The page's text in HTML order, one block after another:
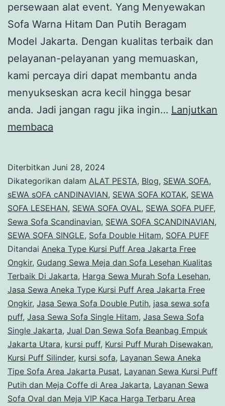
persewaan alat event. Yang Menyewakan
Sofa Warna Hitam Dan Putih Beragam
Model Jakarta. Dengan kualitas terbaik dan
pelayanan-pelayanan yang memuaskan,
kami percaya diri dapat membantu anda
menyukseskan acra kecil hingga besar
anda. Jadi jangan ragu jika ingin… Lanjutkan
membaca
Hitam
Dan
Putih
Beragam
Model
Jakarta
Diterbitkan Juni 28, 2024
Dikategorikan dalam ALAT PESTA, Blog, SEWA SOFA,
sEWA sOFA cANDINAVIAN, SEWA SOFA KOTAK, SEWA
SOFA LESEHAN, SEWA SOFA OVAL, SEWA SOFA PUFF,
Sewa Sofa Scandinavian, SEWA SOFA SCANDINAVIAN,
SEWA SOFA SINGLE, Sofa Double Hitam, SOFA PUFF
Ditandai Aneka Type Kursi Puff Area Jakarta Free
Ongkir, Gudang Sewa Meja dan Sofa Lesehan Kualitas
Terbaik Di Jakarta, Harga Sewa Murah Sofa Lesehan,
Jasa Sewa Aneka Type Kursi Puff Area Jakarta Free
Ongkir, Jasa Sewa Sofa Double Putih, jasa sewa sofa
puff, Jasa Sewa Sofa Single Hitam, Jasa Sewa Sofa
Single Jakarta, Jual Dan Sewa Sofa Beanbag Empuk
Jakarta Utara, kursi puff, Kursi Puff Murah Disewakan,
Kursi Puff Silinder, kursi sofa, Layanan Sewa Aneka
Tipe Sofa Area Jakarta Pusat, Layanan Sewa Kursi Puff
Putih dan Meja Coffe di Area Jakarta, Layanan Sewa
Sofa Oval dan Meja VIP Kaca Harga Terbaru Area